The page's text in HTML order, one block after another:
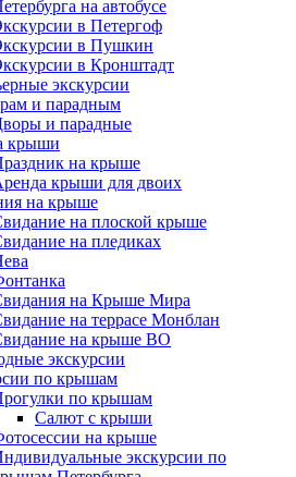
на автобусе
в Петергоф
в Пушкин
в Кронштадт
экскурсии
и парадным
и парадные
крыши
на крыше
крыши для двоих
на крыше
на плоской крыше
на пледиках
на Крыше Мира
на террасе Монблан
на крыше ВО
экскурсии
по крышам
по крышам
Салют с крыши
на крыше
экскурсии по